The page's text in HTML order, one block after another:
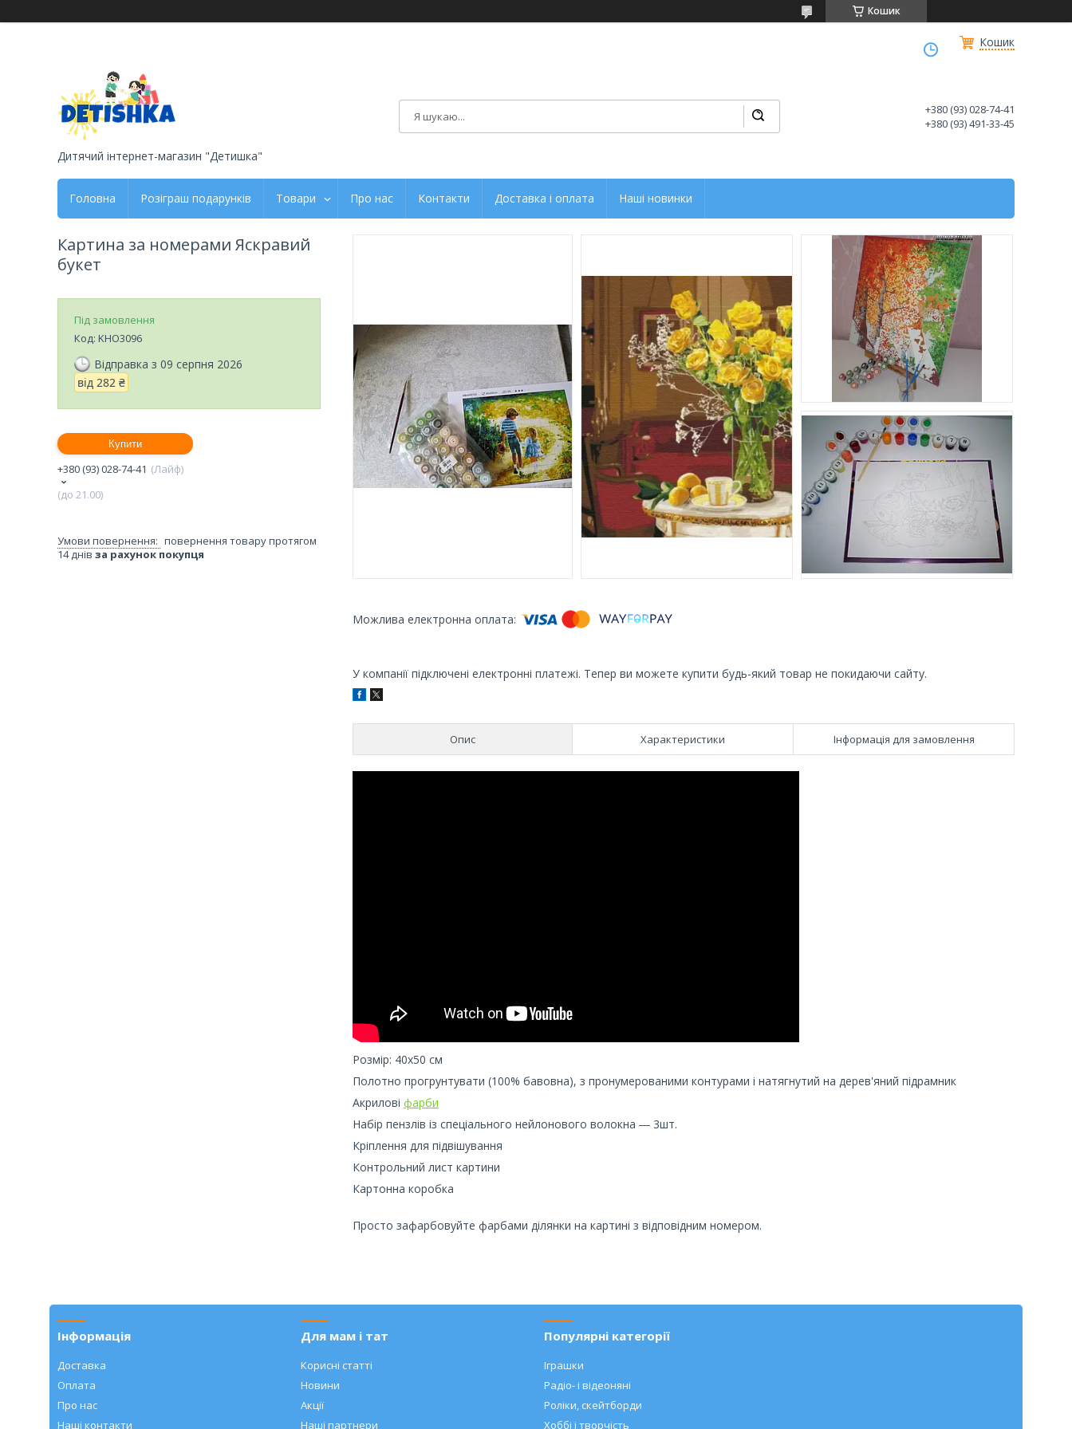
Кошик
Кошик
Дитячий інтернет-магазин "Детишка"
+380 (93) 028-74-41
+380 (93) 491-33-45
Головна Розіграш подарунків Товари Про нас Контакти Доставка і оплата Наші новинки
У компанії підключені електронні платежі. Тепер ви можете купити будь-який товар не покидаючи сайту.
Опис Характеристики Інформація для замовлення
Розмір: 40х50 см
Полотно прогрунтувати (100% бавовна), з пронумерованими контурами і натягнутий на дерев'яний підрамник
Акрилові фарби
Набір пензлів із спеціального нейлонового волокна ― 3шт.
Кріплення для підвішування
Контрольний лист картини
Картонна коробка
Просто зафарбовуйте фарбами ділянки на картині з відповідним номером.
Картина за номерами Яскравий
букет
Під замовлення
Код: KHO3096
Відправка з 09 серпня 2026
від 282 ₴
Купити
+380 (93) 028-74-41
Лайф
(до 21.00)
повернення товару протягом
14 днів за рахунок покупця
Інформація
Доставка
Оплата
Про нас
Наші контакти
Для мам і тат
Корисні статті
Новини
Акції
Наші партнери
Популярні категорії
Іграшки
Радіо- і відеоняні
Роліки, скейтборди
Хоббі і творчість